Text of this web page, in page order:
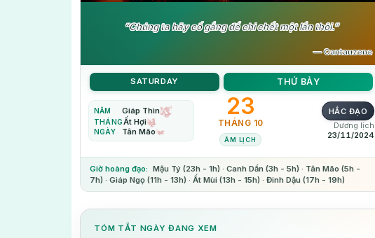
“Chúng ta hãy cố gắng để chỉ chết một lần thôi.”
— Cantauzene
SATURDAY THỨ BẢY
NĂM Giáp Thìn
THÁNGẤt Hợi
NGÀY Tân Mão
23
THÁNG 10
ÂM LỊCH
HẮC ĐẠO
Dương lịch
23/11/2024
Giờ hoàng đạo: Mậu Tý (23h - 1h) · Canh Dần (3h - 5h) · Tân Mão (5h -
7h) · Giáp Ngọ (11h - 13h) · Ất Mùi (13h - 15h) · Đinh Dậu (17h - 19h)
TÓM TẮT NGÀY ĐANG XEM